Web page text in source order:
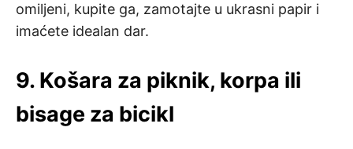
omiljeni, kupite ga, zamotajte u ukrasni papir i
imaćete idealan dar.
9. Košara za piknik, korpa ili
bisage za bicikl